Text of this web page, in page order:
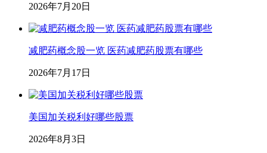
2026年7月20日
减肥药概念股一览 医药减肥药股票有哪些
2026年7月17日
美国加关税利好哪些股票
2026年8月3日